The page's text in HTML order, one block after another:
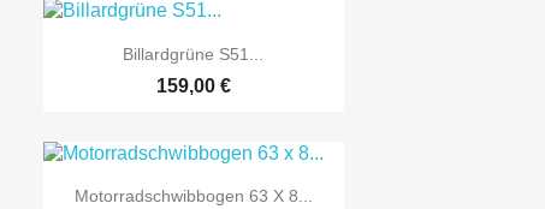
 Vorschau
Billardgrüne S51...
159,00 €
 Vorschau
Motorradschwibbogen 63 X 8...